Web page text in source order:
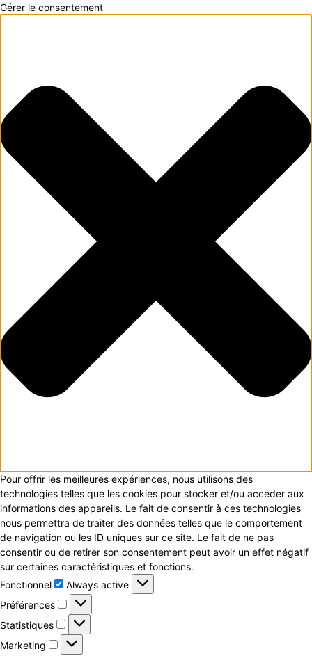
Gérer le consentement
Pour offrir les meilleures expériences, nous utilisons des
technologies telles que les cookies pour stocker et/ou accéder aux
informations des appareils. Le fait de consentir à ces technologies
nous permettra de traiter des données telles que le comportement
de navigation ou les ID uniques sur ce site. Le fait de ne pas
consentir ou de retirer son consentement peut avoir un effet négatif
sur certaines caractéristiques et fonctions.
Fonctionnel
Fonctionnel
Always active
Préférences
Préférences
Statistiques Statistiques
Marketing Marketing